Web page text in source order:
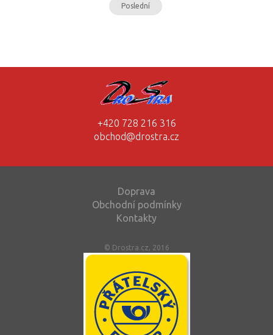
Poslední
+420 728 216 316
obchod@drostra.cz
Doprava
Obchodní podmínky
Kontakty
© Drostra.cz, 2016